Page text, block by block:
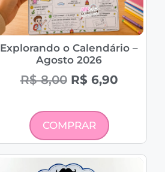
Explorando o Calendário –
Agosto 2026
R$8,00 R$6,90
COMPRAR